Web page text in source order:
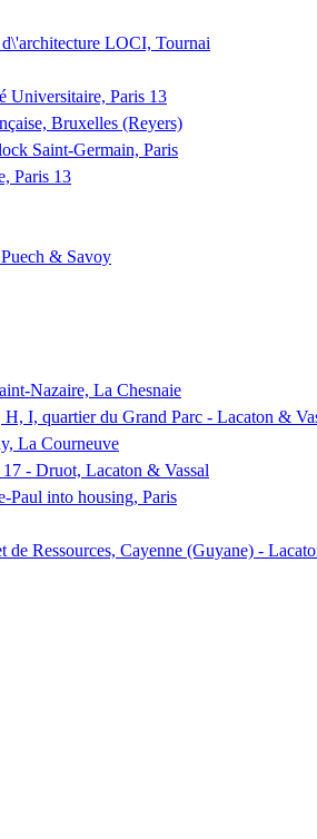
LOCI, Tournai
Universitaire, Paris 13
Bruxelles (Reyers)
Saint-Germain, Paris
Paris 13
& Savoy
Nazaire, La Chesnaie
I, quartier du Grand Parc - Lacaton &
La Courneuve
- Druot, Lacaton & Vassal
Paul into housing, Paris
de Ressources, Cayenne (Guyane) -